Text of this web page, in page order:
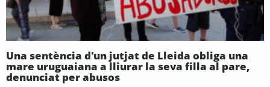
Una sentència d'un jutjat de Lleida obliga una
mare uruguaiana a lliurar la seva filla al pare,
denunciat per abusos